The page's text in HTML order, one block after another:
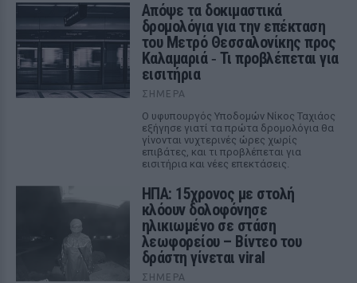
Απόψε τα δοκιμαστικά
δρομολόγια για την επέκταση
του Μετρό Θεσσαλονίκης προς
Καλαμαριά ‑ Τι προβλέπεται για
εισιτήρια
ΣΉΜΕΡΑ
Ο υφυπουργός Υποδομών Νίκος Ταχιάος
εξήγησε γιατί τα πρώτα δρομολόγια θα
γίνονται νυχτερινές ώρες χωρίς
επιβάτες, και τι προβλέπεται για
εισιτήρια και νέες επεκτάσεις.
ΗΠΑ: 15χρονος με στολή
κλόουν δολοφόνησε
ηλικιωμένο σε στάση
λεωφορείου – Βίντεο του
δράστη γίνεται viral
ΣΉΜΕΡΑ